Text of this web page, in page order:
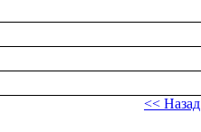
<< Назад